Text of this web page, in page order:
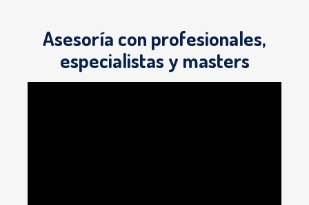
Asesoría con profesionales,
especialistas y masters